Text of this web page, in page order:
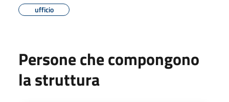
ufficio
Persone che compongono
la struttura